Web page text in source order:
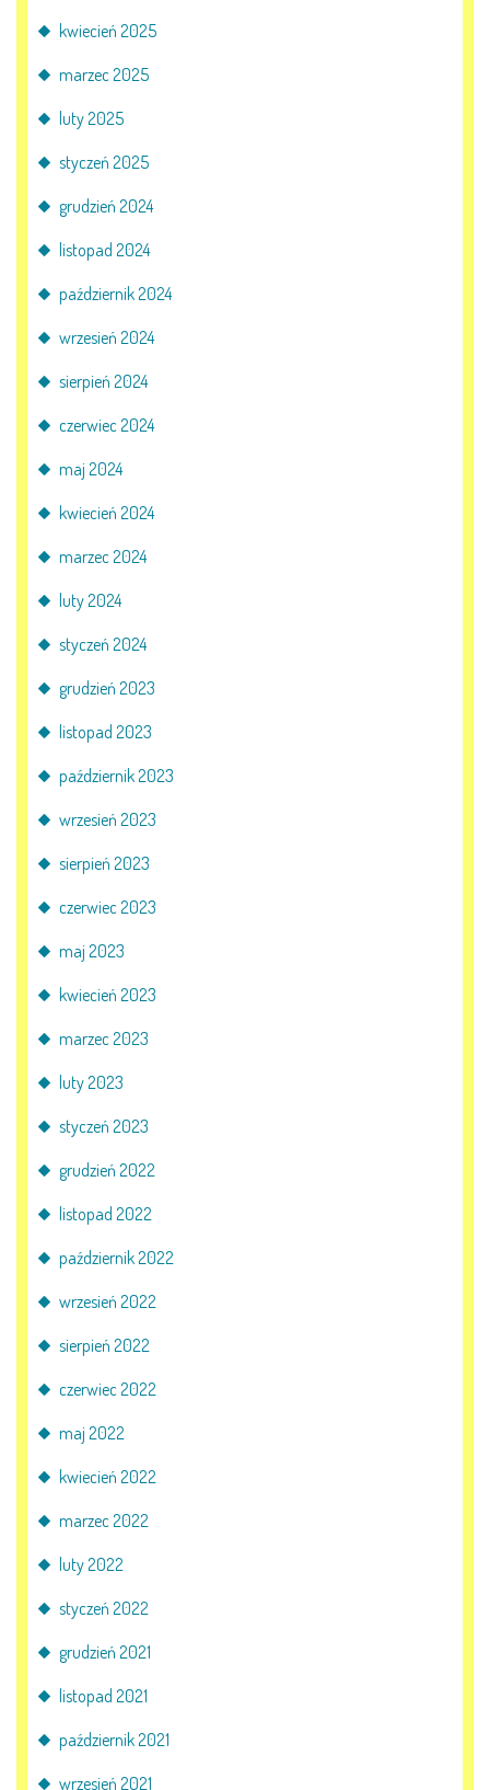
OSIĄGNIĘCIA
NASI PRZYJACIELE
KĄCIK DLA RODZICÓW
PORADY DLA RODZICÓW
REKRUTACJA
OBIADY
ANKIETY
LOGOWANIE
REJESTRACJA KONTA
kwiecień 2025
marzec 2025
luty 2025
styczeń 2025
grudzień 2024
listopad 2024
październik 2024
wrzesień 2024
sierpień 2024
czerwiec 2024
maj 2024
kwiecień 2024
marzec 2024
luty 2024
styczeń 2024
grudzień 2023
listopad 2023
październik 2023
wrzesień 2023
sierpień 2023
czerwiec 2023
maj 2023
kwiecień 2023
marzec 2023
luty 2023
styczeń 2023
grudzień 2022
listopad 2022
październik 2022
wrzesień 2022
sierpień 2022
czerwiec 2022
maj 2022
kwiecień 2022
marzec 2022
luty 2022
styczeń 2022
grudzień 2021
listopad 2021
październik 2021
wrzesień 2021